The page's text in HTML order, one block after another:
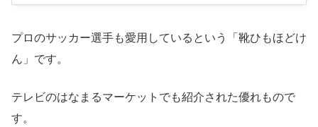
プロのサッカー選手も愛用しているという「靴ひもほどけ
ん」です。
テレビのはなまるマーケットでも紹介された優れもので
す。